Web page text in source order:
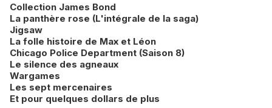
Collection James Bond
La panthère rose (L'intégrale de la saga)
Jigsaw
La folle histoire de Max et Léon
Chicago Police Department (Saison 8)
Le silence des agneaux
Wargames
Les sept mercenaires
​Et pour quelques dollars de plus